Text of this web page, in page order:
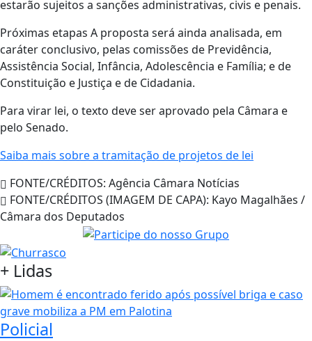
estarão sujeitos a sanções administrativas, civis e penais.
Próximas etapas A proposta será ainda analisada, em
caráter conclusivo, pelas comissões de Previdência,
Assistência Social, Infância, Adolescência e Família; e de
Constituição e Justiça e de Cidadania.
Para virar lei, o texto deve ser aprovado pela Câmara e
pelo Senado.
Saiba mais sobre a tramitação de projetos de lei
FONTE/CRÉDITOS: Agência Câmara Notícias
FONTE/CRÉDITOS (IMAGEM DE CAPA): Kayo Magalhães /
Câmara dos Deputados
+ Lidas
Policial